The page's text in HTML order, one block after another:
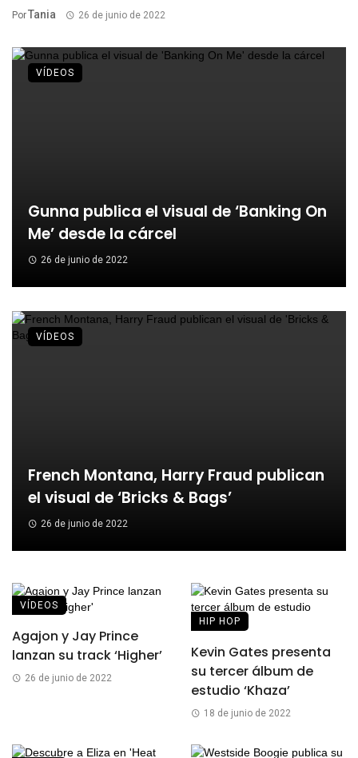
PorTania 26 de junio de 2022
Gunna publica el visual de ‘Banking On
Me’ desde la cárcel
26 de junio de 2022
VÍDEOS
French Montana, Harry Fraud publican
el visual de ‘Bricks & Bags’
26 de junio de 2022
VÍDEOS
VÍDEOS
Agajon y Jay Prince
lanzan su track ‘Higher’
26 de junio de 2022
HIP HOP
Kevin Gates presenta
su tercer álbum de
estudio ‘Khaza’
18 de junio de 2022